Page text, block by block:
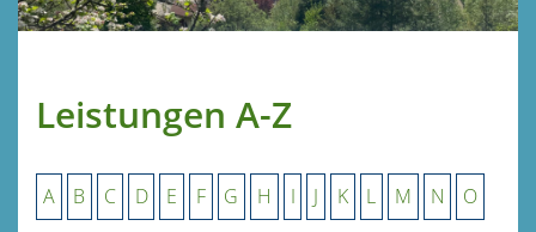
Leistungen A-Z
A B C D E F G H I J K L M N O